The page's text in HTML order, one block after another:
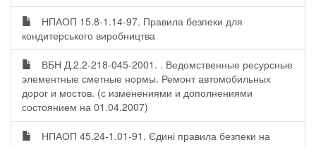
НПАОП 15.8-1.14-97. Правила безпеки для
кондитерського виробництва
ВБН Д.2.2-218-045-2001. . Ведомственные ресурсные
элементные сметные нормы. Ремонт автомобильных
дорог и мостов. (с изменениями и дополнениями
состоянием на 01.04.2007)
НПАОП 45.24-1.01-91. Єдині правила безпеки на